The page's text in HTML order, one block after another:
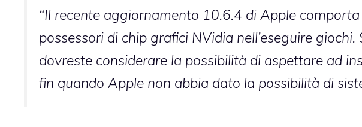
“Il recente aggiornamento 10.6.4 di Apple
possessori di chip grafici NVidia nell’eseguire
dovreste considerare la possibilità di aspettare ad
fin quando Apple non abbia dato la possibilità di